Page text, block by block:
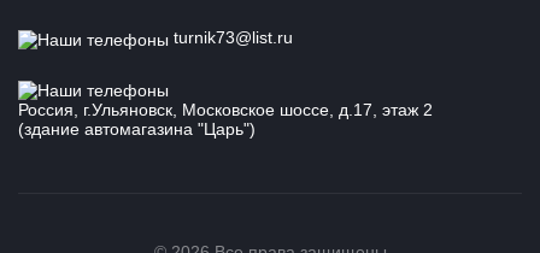
turnik73@list.ru
Россия, г.Ульяновск, Московское шоссе, д.17, этаж 2
(здание автомагазина "Царь")